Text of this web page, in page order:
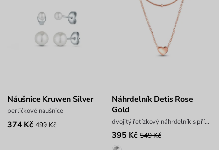
Náušnice Kruwen Silver
perličkové náušnice
374 Kč 499 Kč
Náhrdelník Detis Rose
Gold
dvojitý řetízkový náhrdelník s přívěskem
395 Kč 549 Kč